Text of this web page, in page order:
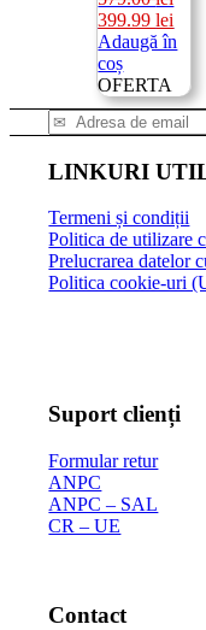
Prețul
inițial
a
fost:
579.00 lei.
399.99lei
Adaugă în
coș
OFERTA
LINKURI
Termeni și condiții
Politica de utilizare
Prelucrarea datelor
Politica cookie-uri
Suport clienți
Formular retur
ANPC
ANPC – SAL
CR – UE
Contact